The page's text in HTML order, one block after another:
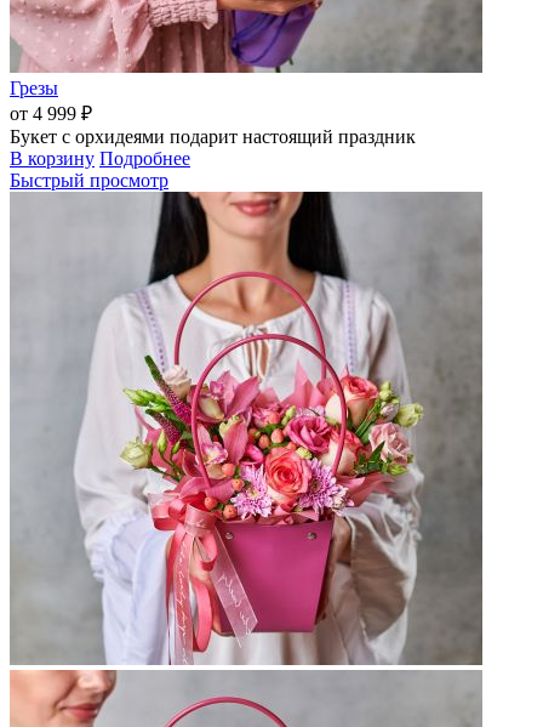
Грезы
от 4 999 ₽
Букет с орхидеями подарит настоящий праздник
В корзину Подробнее
Быстрый просмотр